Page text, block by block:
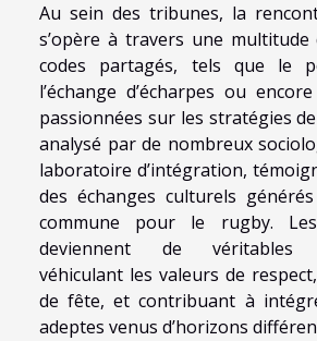
Au sein des tribunes, la
s’opère à travers une
codes partagés, tels que le
l’échange d’écharpes ou
passionnées sur les stratégies
analysé par de nombreux
laboratoire d’intégration,
des échanges culturels
commune pour le rugby.
deviennent de véritables
véhiculant les valeurs de
de fête, et contribuant à
adeptes venus d’horizons